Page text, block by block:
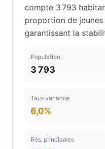
compte 3 793
proportion de
garantissant la
Population
3 793
Taux vacance
6,0%
Rés. principales